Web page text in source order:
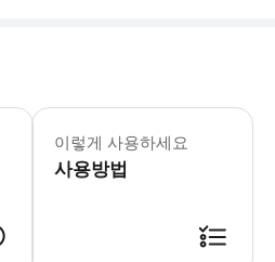
어린이 규정 - 2세 미만 어린이는 무
이렇게 사용하세요
사용방법